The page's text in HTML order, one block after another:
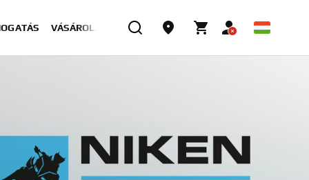
VÁSÁROLJON MOST